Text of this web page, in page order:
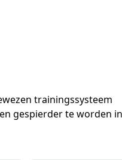
trainingssysteem
gespierder te worden